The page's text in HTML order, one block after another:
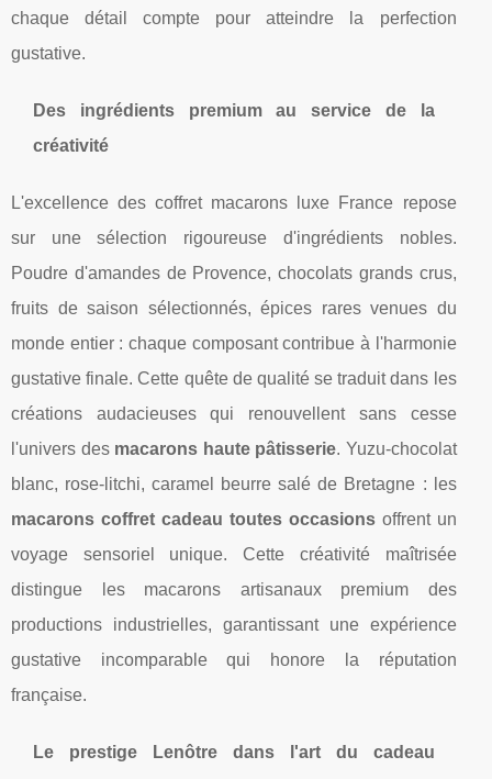
chaque détail compte pour atteindre la perfection
gustative.
Des ingrédients premium au service de la
créativité
L'excellence des coffret macarons luxe France repose
sur une sélection rigoureuse d'ingrédients nobles.
Poudre d'amandes de Provence, chocolats grands crus,
fruits de saison sélectionnés, épices rares venues du
monde entier : chaque composant contribue à l'harmonie
gustative finale. Cette quête de qualité se traduit dans les
créations audacieuses qui renouvellent sans cesse
l'univers des macarons haute pâtisserie. Yuzu-chocolat
blanc, rose-litchi, caramel beurre salé de Bretagne : les
macarons coffret cadeau toutes occasionsoffrent un
voyage sensoriel unique. Cette créativité maîtrisée
distingue les macarons artisanaux premium des
productions industrielles, garantissant une expérience
gustative incomparable qui honore la réputation
française.
Le prestige Lenôtre dans l'art du cadeau